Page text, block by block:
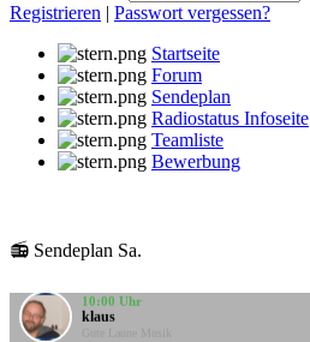
Registrieren | Passwort vergessen?
Startseite
Forum
Sendeplan
Radiostatus Infoseite
Teamliste
Bewerbung
📻 Sendeplan Sa.
klaus
Gute Laune Musik